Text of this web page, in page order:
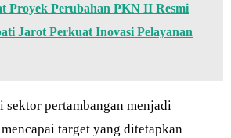
Proyek Perubahan PKN II Resmi
Jarot Perkuat Inovasi Pelayanan
sektor pertambangan menjadi
target yang ditetapkan